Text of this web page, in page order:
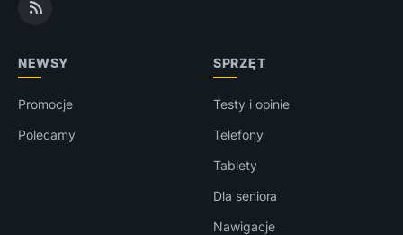
NEWSY
Promocje
Polecamy
SPRZĘT
Testy i opinie
Telefony
Tablety
Dla seniora
Nawigacje